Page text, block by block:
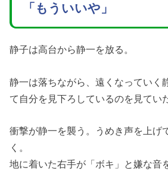
「もういいや」
静子は高台から静一を放る。
静一は落ちながら、遠くなっていく
て自分を見下ろしているのを見てい
衝撃が静一を襲う。うめき声を上げ
く。
地に着いた右手が「ボキ」と嫌な音